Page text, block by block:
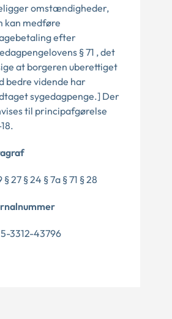
omstændigheder,
kan medføre
efter
§ 71 , det
at borgeren uberettiget
bedre vidende har
sygedagpenge.] Der
til principafgørelse
§ 27 § 24 § 7a § 71 § 28
3312-43796